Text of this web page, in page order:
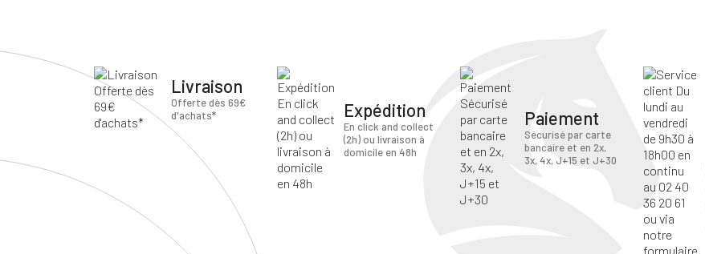
Livraison
Offerte dès 69€
d'achats*
Expédition
En click and collect
(2h) ou livraison à
domicile en 48h
Paiement
Sécurisé par carte
bancaire et en 2x,
3x, 4x, J+15 et J+30
ANNULER SE CONNECTER